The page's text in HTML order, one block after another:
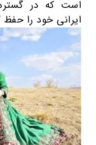
است که در
ایرانی خود را حفظ